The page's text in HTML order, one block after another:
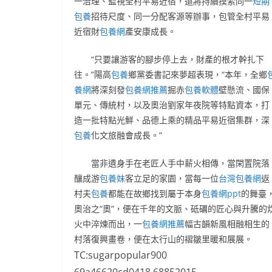
包養招待尺度、同一分配客源等辦事，包管全村平易
近宿財包養網產安康成長。
“只要讓游客的腳步停上去，財產的根才幹扎下
往。”陽高包養鄉黨委書記來夢超表現，“本年，全鄉
養網將深刻發包養網推薦掘赤包養軟體壁懸流、國保
單元、傳統村，以及奧治劉家年夜院等特點資本，打
造一批特點光鮮、品德上乘的精品平易近宿集群，深
包養化文旅融會成長。”
當非遺身手在老匠人手中薪火相傳，當閑置院落
釀成游包養妹客立足的家園，當每一位台灣包養網返
村夫包養都能在故鄉找到屬于本身包養網ppt的舞臺，
奧治之“奧”，便在千年的文脈、砥礪的匠心與升騰的
火中淬煉而出，一包養網推薦幅古韻新風相融相生的
村落復興畫卷，便在太行山的褶皺里暖和展展。
TC:sugarpopular900